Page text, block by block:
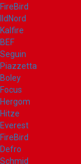
FireBird
IldNord
Kalfire
BEF
Seguin
Piazzetta
Boley
Focus
Hergom
Hitze
Everest
FireBird
Defro
Schmid